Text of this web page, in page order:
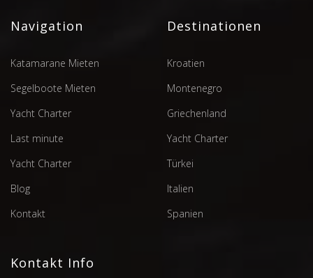
Navigation
Katamarane Mieten
Segelboote Mieten
Yacht Charter
Last minute
Yacht Charter
Blog
Kontakt
Destinationen
Kroatien
Montenegro
Griechenland
Yacht Charter
Türkei
Italien
Spanien
Kontakt Info